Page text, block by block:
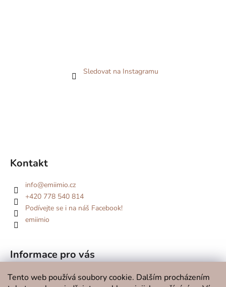
Tento web používá soubory cookie. Dalším procházením
Sledovat na Instagramu
Informace pro vás
Kde se potkáme v roce 2026?
Kontakt
info@emiimio.cz
+420 778 540 814
Podívejte se i na náš Facebook!
emiimio